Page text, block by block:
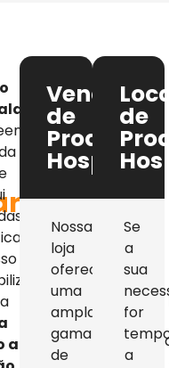
a
Venda
de
Produtos
Nossa
loja
oferece
uma
ampla
gama
de
de
Se
a
sua
for
a